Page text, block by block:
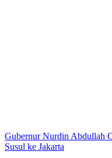
Gubernur Nurdin Abdullah
Susul ke Jakarta